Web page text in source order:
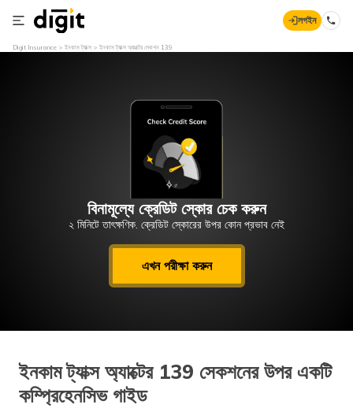
লগইন
Digit Insurance ইনকাম ট্যাক্স ইনকাম ট্যাক্স অ্যাক্টের সেকশন 139
বিনামূল্যে ক্রেডিট স্কোর চেক করুন
২ মিনিটে তাৎক্ষণিক. ক্রেডিট স্কোরের উপর কোন প্রভাব নেই
এখন পরীক্ষা করুন
ইনকাম ট্যাক্স অ্যাক্টের 139 সেকশনের উপর একটি
কম্প্রিহেনসিভ গাইড